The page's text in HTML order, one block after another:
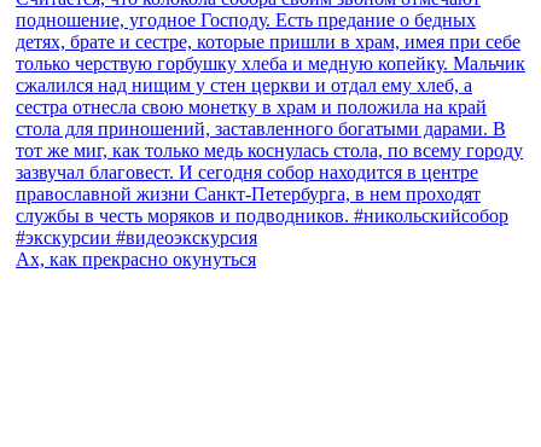
Ах, как прекрасно окунуться